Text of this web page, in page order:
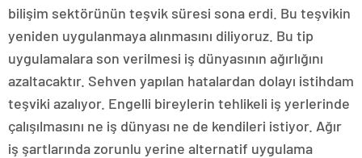
bilişim sektörünün teşvik süresi sona erdi. Bu teşvikin
yeniden uygulanmaya alınmasını diliyoruz. Bu tip
uygulamalara son verilmesi iş dünyasının ağırlığını
azaltacaktır. Sehven yapılan hatalardan dolayı istihdam
teşviki azalıyor. Engelli bireylerin tehlikeli iş yerlerinde
çalışılmasını ne iş dünyası ne de kendileri istiyor. Ağır
iş şartlarında zorunlu yerine alternatif uygulama